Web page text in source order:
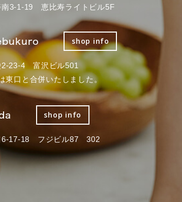
南3-1-19 恵比寿ライトビル5F
shop info
2-23-4 富沢ビル501
口と合併いたしました。
shop info
6-17-18 フジビル87 302